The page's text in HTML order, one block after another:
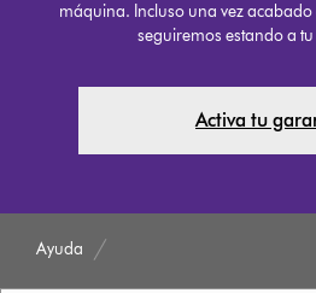
máquina. Incluso una vez
seguiremos estando a
Activa tu
Ayuda